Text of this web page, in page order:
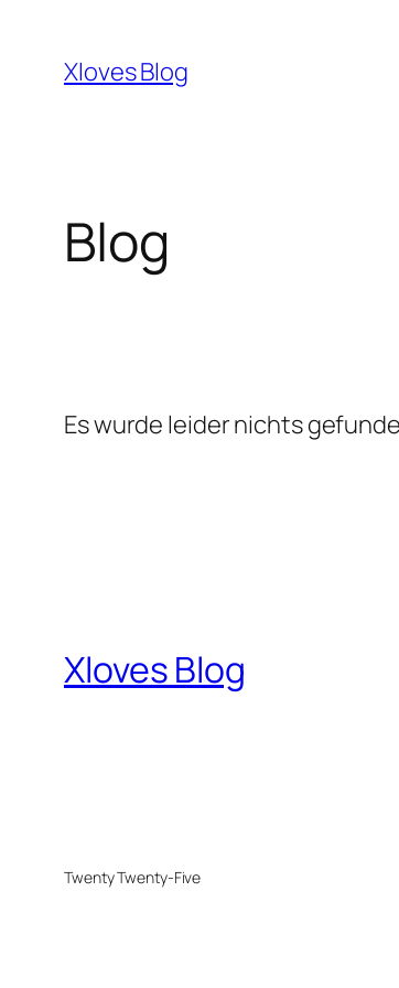
Inhalt
springen
Xloves Blog
Blog
Es wurde leider nichts
Xloves Blog
Twenty Twenty-Five